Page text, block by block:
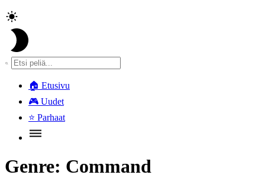
🏠 Etusivu
🎮 Uudet
⭐ Parhaat
Genre: Command